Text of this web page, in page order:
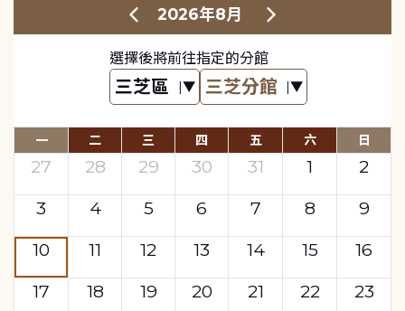
2026年8月
選擇後將前往指定的分館
一 二 三 四 五 六 日
27 28 29 30 31 1
2
3
4 5 6 7 8
9
10
11 12 13 14 15
16
17
18 19 20 21 22
23